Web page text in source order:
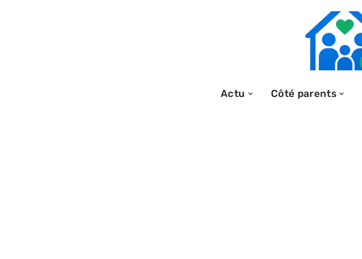
Actu Côté parents